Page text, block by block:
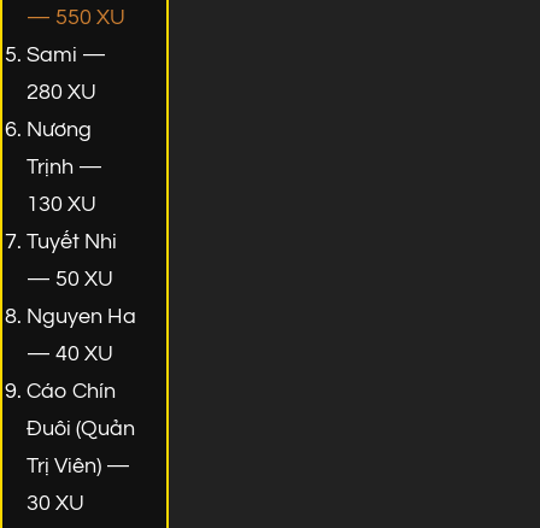
— 550 XU
Sami —
280 XU
Nương
Trịnh —
130 XU
Tuyết Nhi
— 50 XU
Nguyen Ha
— 40 XU
Cáo Chín
Đuôi (Quản
Trị Viên) —
30 XU